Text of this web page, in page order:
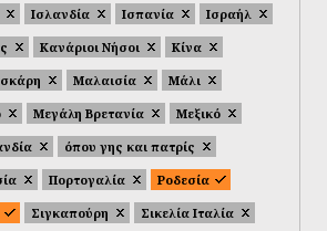
Ισλανδία Ισπανία
Ισραήλ
Κανάριοι Νήσοι
Κίνα
Μαλαισία
Μάλι
Μεγάλη Βρετανία
Μεξικό
όπου γης και πατρίς
Πορτογαλία
Ροδεσία
Σιγκαπούρη
Σικελία Ιταλία